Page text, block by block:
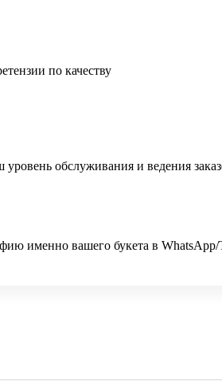
по качеству
обслуживания и ведения
именно вашего букета в WhatsApp/